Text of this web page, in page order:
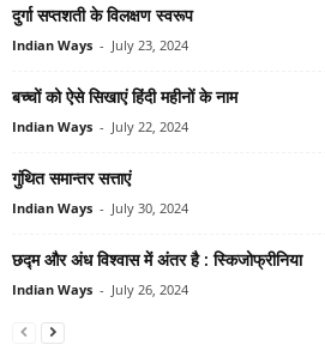
दुर्गा सप्‍तशती के विलक्षण स्‍वरूप
Indian Ways - July 23, 2024
बच्‍चों को ऐसे सिखाएं हिंदी महीनों के नाम
Indian Ways - July 22, 2024
गुंथित समान्‍तर सत्ताएं
Indian Ways - July 30, 2024
छद्म और अंध विश्‍वास में अंतर है : स्किजोफ्रीनिया
Indian Ways - July 26, 2024